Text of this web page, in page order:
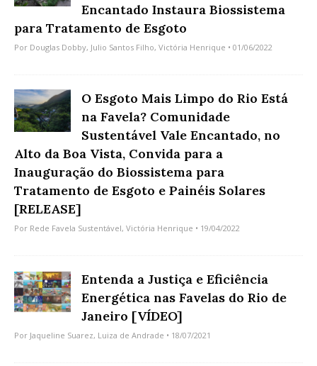
Encantado Instaura Biossistema
para Tratamento de Esgoto
Por Douglas Dobby, Julio Santos Filho, Victória Henrique • 01/06/2022
O Esgoto Mais Limpo do Rio Está
na Favela? Comunidade
Sustentável Vale Encantado, no
Alto da Boa Vista, Convida para a
Inauguração do Biossistema para
Tratamento de Esgoto e Painéis Solares
[RELEASE]
Por Rede Favela Sustentável, Victória Henrique • 19/04/2022
Entenda a Justiça e Eficiência
Energética nas Favelas do Rio de
Janeiro [VÍDEO]
Por Jaqueline Suarez, Luiza de Andrade • 18/07/2021